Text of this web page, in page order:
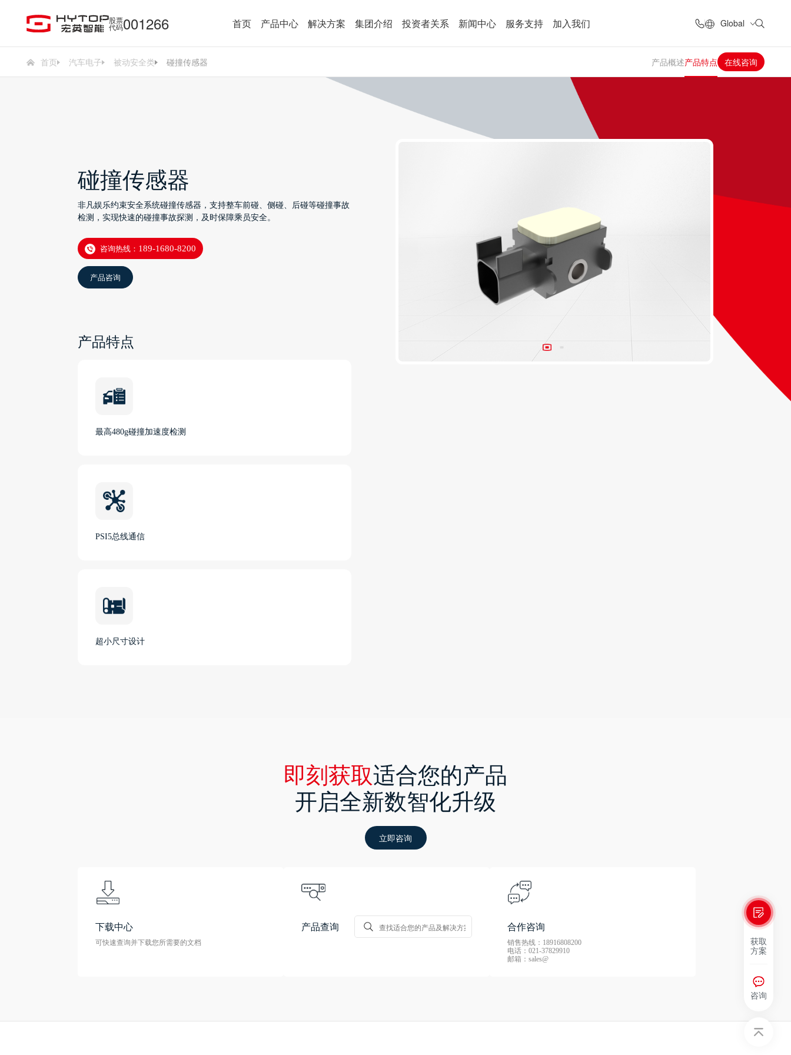
股票
代码001266 首页 产品中心 解决方案 集团介绍 投资者关系 新闻中心 服务支持 加入我们 Global
首页 汽车电子 被动安全类 碰撞传感器 产品概述产品特点 在线咨询
碰撞传感器
非凡娱乐约束安全系统碰撞传感器，支持整车前碰、侧碰、后碰等碰撞事故
检测，实现快速的碰撞事故探测，及时保障乘员安全。
咨询热线： 189-1680-8200
产品咨询
产品特点
最高480g碰撞加速度检测
PSI5总线通信
超小尺寸设计
即刻获取适合您的产品
开启全新数智化升级
立即咨询
下载中心
可快速查询并下载您所需要的文档
产品查询 合作咨询
销售热线：18916808200
电话：021-37829910
邮箱：sales@
获取
方案
咨询